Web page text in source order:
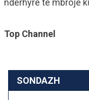
ndërhyrë të mbrojë
Top Channel
SONDAZH